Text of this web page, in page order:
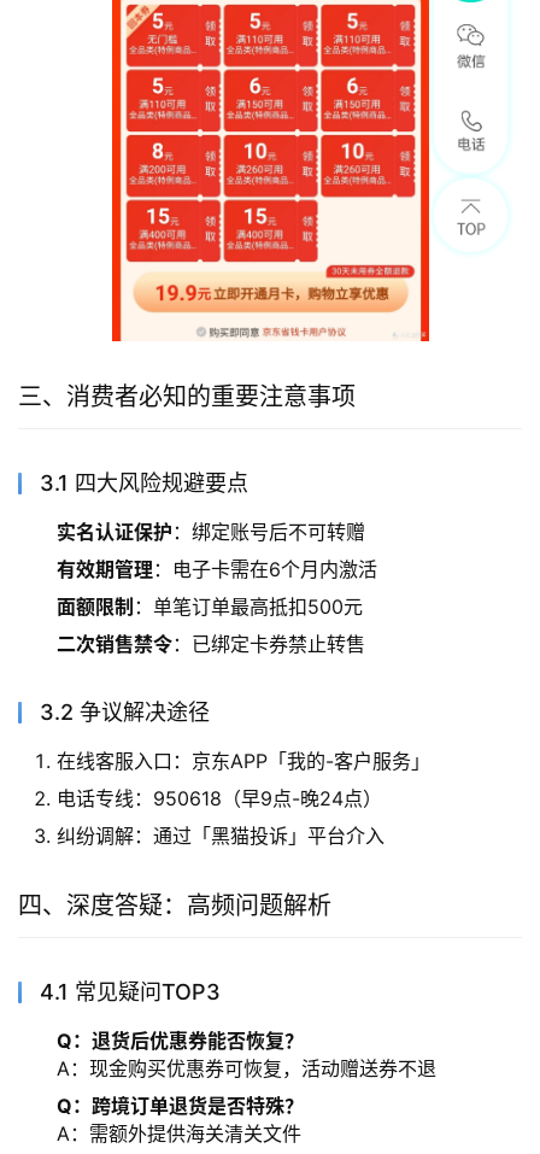
三、消费者必知的重要注意事项
3.1 四大风险规避要点
实名认证保护 ：绑定账号后不可转赠
有效期管理 ：电子卡需在6个月内激活
面额限制 ：单笔订单最高抵扣500元
二次销售禁令：已绑定卡券禁止转售
3.2 争议解决途径
在线客服入口：京东APP「我的-客户服务」
电话专线：950618（早9点-晚24点）
纠纷调解：通过「黑猫投诉」平台介入
四、深度答疑：高频问题解析
4.1 常见疑问TOP3
Q：退货后优惠券能否恢复？
A：现金购买优惠券可恢复，活动赠送券不退
Q：跨境订单退货是否特殊？
A：需额外提供海关清关文件